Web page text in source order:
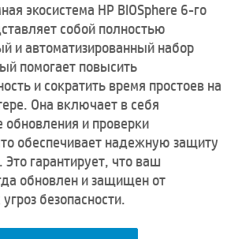
экосистема HP BIOSphere 6-го
собой полностью
и автоматизированный набор
помогает повысить
и сократить время простоев на
Она включает в себя
обновления и проверки
обеспечивает надежную защиту
гарантирует, что ваш
обновлен и защищен от
безопасности.